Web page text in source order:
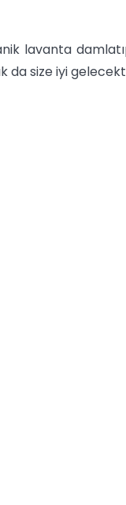
lavanta
da size iyi